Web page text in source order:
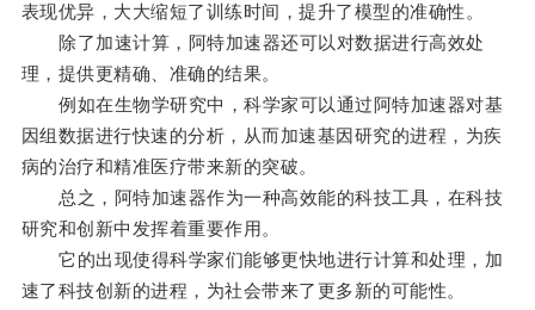
表现优异，大大缩短了训练时间，提升了模型的准确性。
除了加速计算，阿特加速器还可以对数据进行高效处
理，提供更精确、准确的结果。
例如在生物学研究中，科学家可以通过阿特加速器对基
因组数据进行快速的分析，从而加速基因研究的进程，为疾
病的治疗和精准医疗带来新的突破。
总之，阿特加速器作为一种高效能的科技工具，在科技
研究和创新中发挥着重要作用。
它的出现使得科学家们能够更快地进行计算和处理，加
速了科技创新的进程，为社会带来了更多新的可能性。